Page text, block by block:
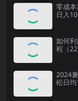
零成
日入
如何
程（22
2024
松日